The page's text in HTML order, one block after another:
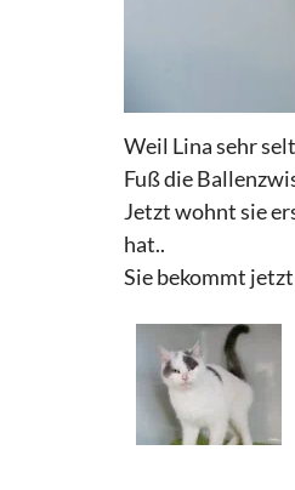
Weil Lina sehr
Fuß die
Jetzt wohnt sie
hat..
Sie bekommt